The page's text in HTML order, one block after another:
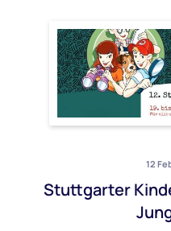
12
Stuttgarter